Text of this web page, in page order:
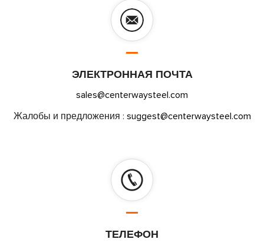
ЭЛЕКТРОННАЯ ПОЧТА
sales@centerwaysteel.com
Жалобы и предложения : suggest@centerwaysteel.com
ТЕЛЕФОН